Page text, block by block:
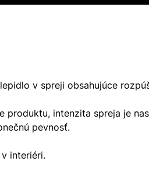
v spreji obsahujúce
produktu, intenzita spreja je
pevnosť.
interiéri.